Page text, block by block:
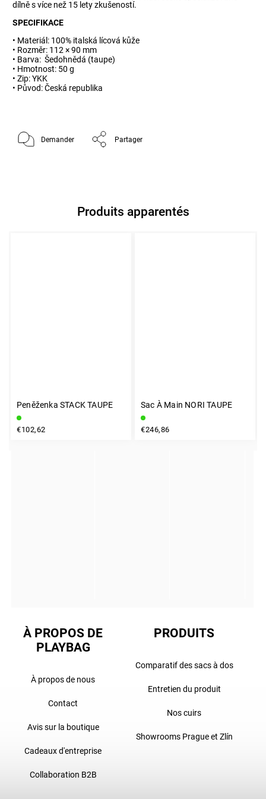
dílně s více než 15 lety zkušeností.
SPECIFIKACE
• Materiál: 100% italská lícová kůže
• Rozměr: 112 × 90 mm
• Barva: Šedohnědá (taupe)
• Hmotnost: 50 g
• Zip: YKK
• Původ: Česká republika
Demander Partager
Produits apparentés
Peněženka STACK TAUPE
€102,62
Sac À Main NORI TAUPE
€246,86
INSTAGRAM
À PROPOS DE
PLAYBAG
À propos de nous
Contact
Avis sur la boutique
Cadeaux d'entreprise
Collaboration B2B
PRODUITS
Comparatif des sacs à dos
Entretien du produit
Nos cuirs
Showrooms Prague et Zlín